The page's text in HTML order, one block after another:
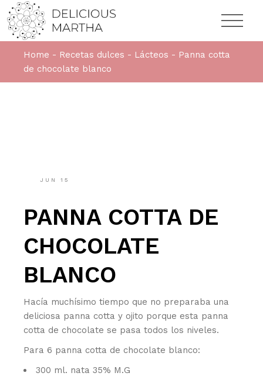
Home Recetas dulces Lácteos
Panna cotta
de chocolate blanco
JUN 15
PANNA COTTA DE
CHOCOLATE
BLANCO
Hacía muchísimo tiempo que no preparaba una
deliciosa panna cotta y ojito porque esta panna
cotta de chocolate se pasa todos los niveles.
Para 6 panna cotta de chocolate blanco:
300 ml. nata 35% M.G